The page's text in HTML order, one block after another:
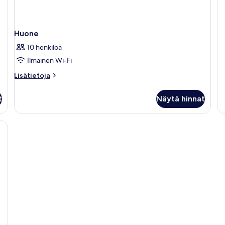
Huone
10 henkilöä
Ilmainen Wi-Fi
Lisätietoja
Lisätietoja
Näytä hinnat